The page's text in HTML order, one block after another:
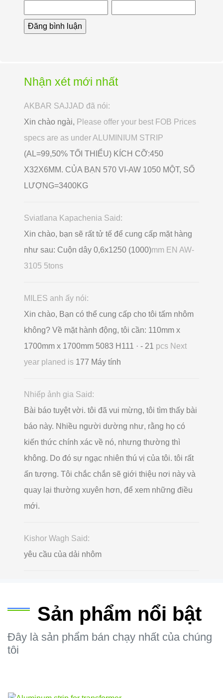
Nhận xét mới nhất
AKBAR SAJJAD đã nói:
Xin chào ngài, Please offer your best FOB Prices
specs are as under ALUMINIUM STRIP
(AL=99,50% TỐI THIỂU) KÍCH CỠ:450
X32X6MM. CỦA BẠN 570 VI-AW 1050 MỘT, SỐ
LƯỢNG=3400KG
Sviatlana Kapachenia Said:
Xin chào, bạn sẽ rất tử tế để cung cấp mặt hàng
như sau: Cuộn dây 0,6x1250 (1000)mm EN AW-
3105 5tons
MILES anh ấy nói:
Xin chào, Bạn có thể cung cấp cho tôi tấm nhôm
không? Về mặt hành động, tôi cần: 110mm x
1700mm x 1700mm 5083 H111 · - 21 pcs Next
year planed is 177 Máy tính
Nhiếp ảnh gia Said:
Bài báo tuyệt vời. tôi đã vui mừng, tôi tìm thấy bài
báo này. Nhiều người dường như, rằng họ có
kiến ​​thức chính xác về nó, nhưng thường thì
không. Do đó sự ngạc nhiên thú vị của tôi. tôi rất
ấn tượng. Tôi chắc chắn sẽ giới thiệu nơi này và
quay lại thường xuyên hơn, để xem những điều
mới.
Kishor Wagh Said:
yêu cầu của dải nhôm
Sản phẩm nổi bật
Đây là sản phẩm bán chạy nhất của chúng
tôi